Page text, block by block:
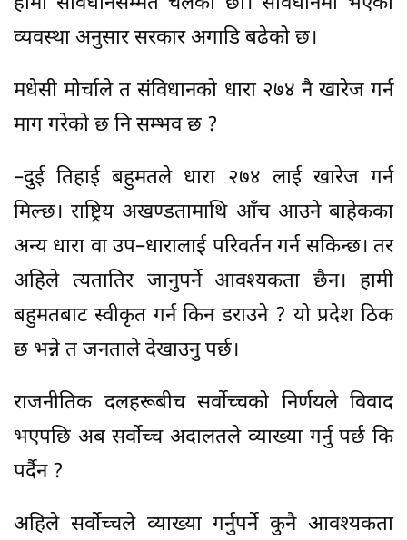
व्यवस्था अनुसार सरकार अगाडि बढेको छ।
मधेसी मोर्चाले त संविधानको धारा २७४ नै खारेज गर्न
माग गरेको छ नि सम्भव छ ?
–दुई तिहाई बहुमतले धारा २७४ लाई खारेज गर्न
मिल्छ। राष्ट्रिय अखण्डतामाथि आँच आउने बाहेकका
अन्य धारा वा उप–धारालाई परिवर्तन गर्न सकिन्छ। तर
अहिले त्यतातिर जानुपर्ने आवश्यकता छैन। हामी
बहुमतबाट स्वीकृत गर्न किन डराउने ? यो प्रदेश ठिक
छ भन्ने त जनताले देखाउनु पर्छ।
राजनीतिक दलहरूबीच सर्वोच्चको निर्णयले विवाद
भएपछि अब सर्वोच्च अदालतले व्याख्या गर्नु पर्छ कि
पर्दैन ?
अहिले सर्वोच्चले व्याख्या गर्नुपर्ने कुनै आवश्यकता